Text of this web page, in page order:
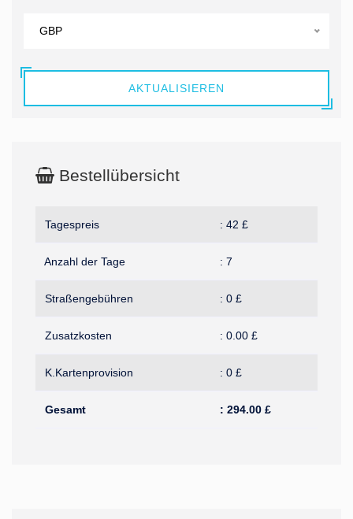
GBP
AKTUALISIEREN
Bestellübersicht
Tagespreis : 42 £
Anzahl der Tage : 7
Straßengebühren : 0 £
Zusatzkosten : 0.00 £
K.Kartenprovision : 0 £
Gesamt : 294.00 £